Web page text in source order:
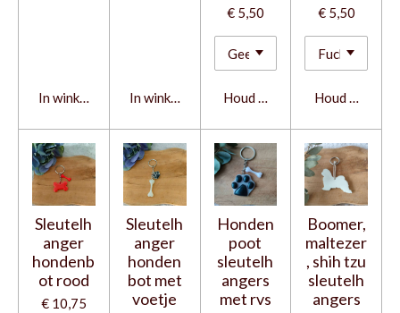
In winkelwagen In winkelwagen
€ 5,50
Houd mij op de hoogte
€ 5,50
Houd mij op
Sleutelh
anger
hondenb
ot rood
€ 10,75
Sleutelh
anger
honden
bot met
voetje
Honden
poot
sleutelh
angers
met rvs
Boomer,
maltezer
, shih tzu
sleutelh
angers